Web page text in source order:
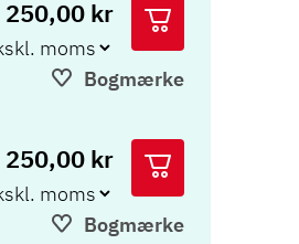
250,00 kr
Bogmærke
250,00 kr
Bogmærke